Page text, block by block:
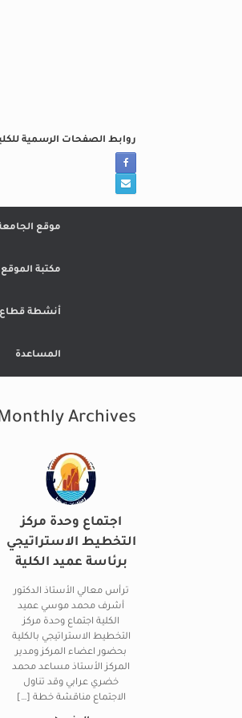
روابط الصفحات الرسمية
موقع
مكتبة الموقع
أنشطة قطاع
المساعدة
Archives:
اجتماع وحدة مركز
التخطيط الاستراتيجي
برئاسة عميد الكلية
ترأس معالي الأستاذ الدكتور
أشرف محمد موسي عميد
الكلية اجتماع وحدة مركز
التخطيط الاستراتيجي بالكلية
بحضور اعضاء المركز ومدير
المركز الأستاذ مساعد محمد
خضري عرابي وقد تناول
الاجتماع مناقشة خطة […]